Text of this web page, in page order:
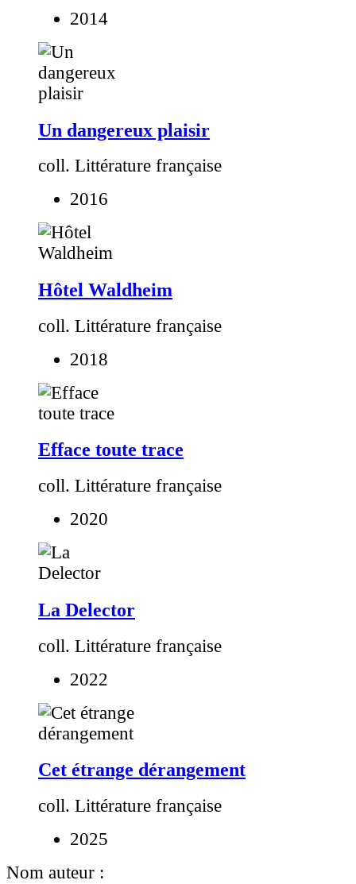
2014
Un dangereux plaisir
coll. Littérature française
2016
Hôtel Waldheim
coll. Littérature française
2018
Efface toute trace
coll. Littérature française
2020
La Delector
coll. Littérature française
2022
Cet étrange dérangement
coll. Littérature française
2025
Nom auteur :